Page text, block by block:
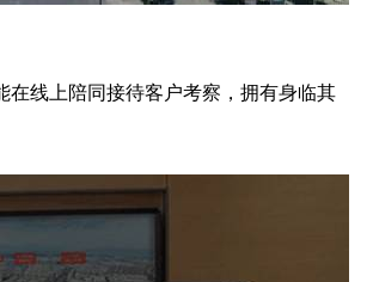
在线上陪同接待客户考察，拥有身临其